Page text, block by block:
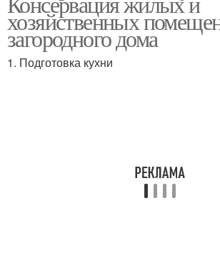
хозяйственных
загородного дома
1. Подготовка кухни